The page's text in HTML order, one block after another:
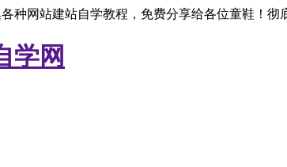
种网站建站自学教程，免费分享给各位童鞋！彻